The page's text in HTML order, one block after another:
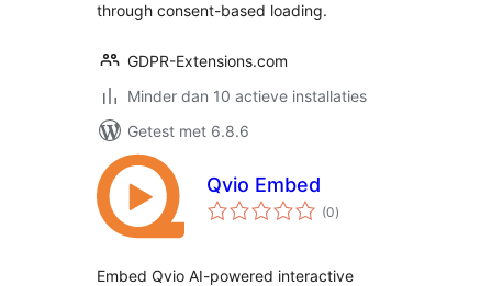
through consent-based loading.
GDPR-Extensions.com
Minder dan 10 actieve installaties
Getest met 6.8.6
Qvio Embed
(0totaal
waarderingen
)
Embed Qvio AI-powered interactive